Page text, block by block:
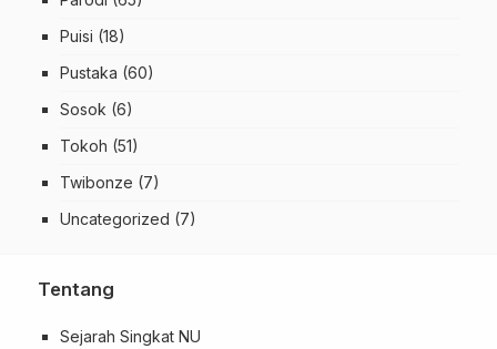
Puisi (18)
Pustaka (60)
Sosok (6)
Tokoh (51)
Twibonze (7)
Uncategorized (7)
Tentang
Sejarah Singkat NU